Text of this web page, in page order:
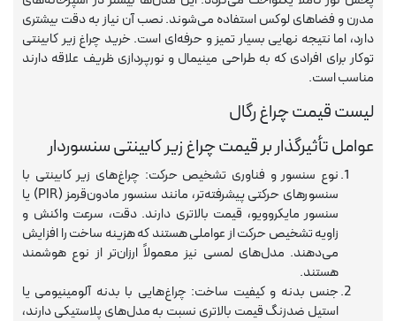
مدرن و فضاهای لوکس استفاده می‌شوند. نصب آن نیاز به دقت بیشتری
دارد، اما نتیجه نهایی بسیار تمیز و حرفه‌ای است. خرید چراغ زیر کابینتی
توکار برای افرادی که به طراحی مینیمال و نورپردازی ظریف علاقه دارند
مناسب است.
لیست قیمت چراغ رگال
عوامل تأثیرگذار بر قیمت چراغ زیر کابینتی سنسوردار
نوع سنسور و فناوری تشخیص حرکت: چراغ‌های زیر کابینتی با
سنسورهای حرکتی پیشرفته‌تر، مانند سنسور مادون‌قرمز (PIR) یا
سنسور مایکروویو، قیمت بالاتری دارند. دقت، سرعت واکنش و
زاویه تشخیص حرکت از عواملی هستند که هزینه ساخت را افزایش
می‌دهند. مدل‌های لمسی نیز معمولاً ارزان‌تر از نوع هوشمند
هستند.
جنس بدنه و کیفیت ساخت: چراغ‌هایی با بدنه آلومینیومی یا
استیل ضدزنگ قیمت بالاتری نسبت به مدل‌های پلاستیکی دارند،